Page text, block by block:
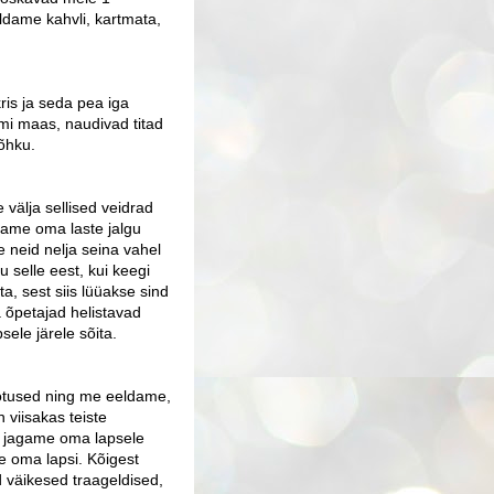
kahvli, kartmata,
ja seda pea iga
maas, naudivad titad
välja sellised veidrad
oma laste jalgu
neid nelja seina vahel
selle eest, kui keegi
sest siis lüüakse sind
helistavad
järele sõita.
ning me eeldame,
viisakas teiste
oma lapsele
oma lapsi. Kõigest
traageldised,